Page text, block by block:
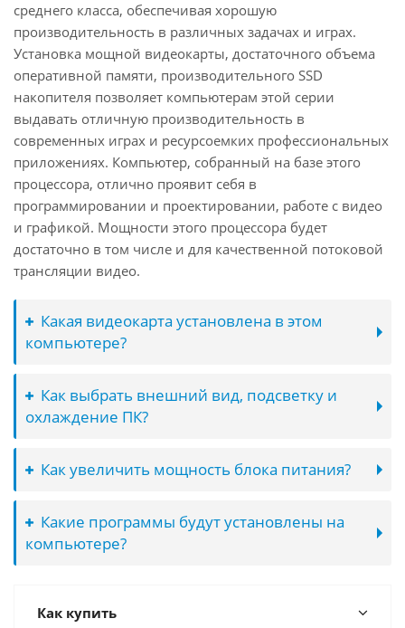
среднего класса, обеспечивая хорошую
производительность в различных задачах и играх.
Установка мощной видеокарты, достаточного объема
оперативной памяти, производительного SSD
накопителя позволяет компьютерам этой серии
выдавать отличную производительность в
современных играх и ресурсоемких профессиональных
приложениях. Компьютер, собранный на базе этого
процессора, отлично проявит себя в
программировании и проектировании, работе с видео
и графикой. Мощности этого процессора будет
достаточно в том числе и для качественной потоковой
трансляции видео.
Какая видеокарта установлена в этом
компьютере?
Как выбрать внешний вид, подсветку и
охлаждение ПК?
Как увеличить мощность блока питания?
Какие программы будут установлены на
компьютере?
Как купить